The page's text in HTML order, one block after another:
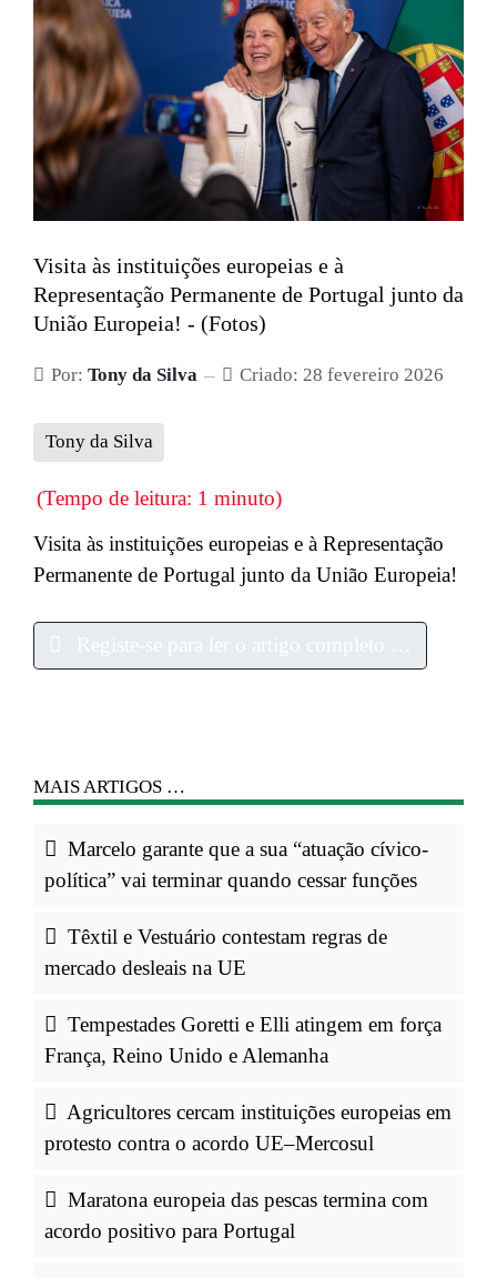
Visita às instituições europeias e à
Representação Permanente de Portugal junto da
União Europeia! - (Fotos)
Por: Tony da Silva Criado: 28 fevereiro 2026
Tony da Silva
(Tempo de leitura: 1 minuto)
Visita às instituições europeias e à Representação
Permanente de Portugal junto da União Europeia!
MAIS ARTIGOS …
Marcelo garante que a sua “atuação cívico-
política” vai terminar quando cessar funções
Têxtil e Vestuário contestam regras de
mercado desleais na UE
Tempestades Goretti e Elli atingem em força
França, Reino Unido e Alemanha
Agricultores cercam instituições europeias em
protesto contra o acordo UE–Mercosul
Maratona europeia das pescas termina com
acordo positivo para Portugal